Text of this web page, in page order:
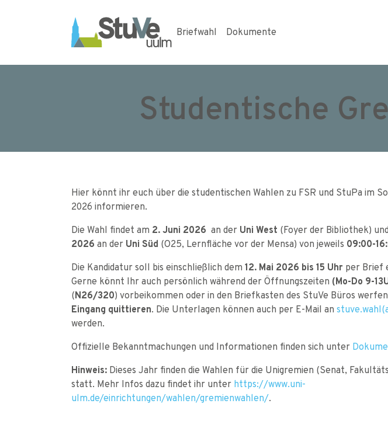
Briefwahl Dokumente
Studentische
Hier könnt ihr euch über die studentischen Wahlen zu FSR und StuPa im
2026 informieren.
Die Wahl findet am 2. Juni 2026 an der Uni West (Foyer der Bibliothek)
2026 an der Uni Süd (O25, Lernfläche vor der Mensa) von jeweils 09:00-
Die Kandidatur soll bis einschließlich dem 12. Mai 2026 bis 15 Uhr per Brief
Gerne könnt Ihr auch persönlich während der Öffnungszeiten (Mo-Do 9-
(N26/320) vorbeikommen oder in den Briefkasten des StuVe Büros
Eingang quittieren. Die Unterlagen können auch per E-Mail an
werden.
Offizielle Bekanntmachungen und Informationen finden sich unter
Hinweis: Dieses Jahr finden die Wahlen für die Unigremien (Senat,
statt. Mehr Infos dazu findet ihr unter https://www.uni-
ulm.de/einrichtungen/wahlen/gremienwahlen/.